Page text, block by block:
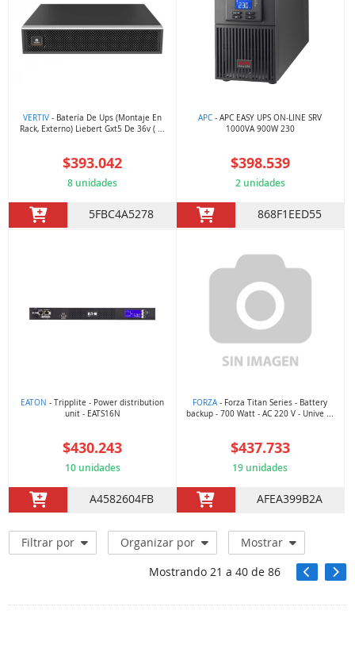
VERTIV - Batería De Ups (Montaje En
Rack, Externo) Liebert Gxt5 De 36v ( ...
$393.042
8 unidades
5FBC4A5278
APC - APC EASY UPS ON-LINE SRV
1000VA 900W 230
$398.539
2 unidades
868F1EED55
EATON - Tripplite - Power distribution
unit - EATS16N
$430.243
10 unidades
A4582604FB
FORZA- Forza Titan Series - Battery
backup - 700 Watt - AC 220 V - Unive ...
$437.733
19 unidades
AFEA399B2A
Filtrar por Organizar por
Mostrar
Mostrando 21 a 40de 86